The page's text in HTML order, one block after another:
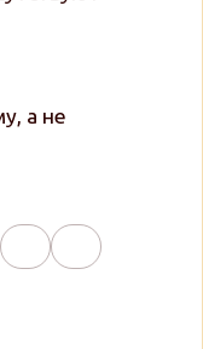
а не